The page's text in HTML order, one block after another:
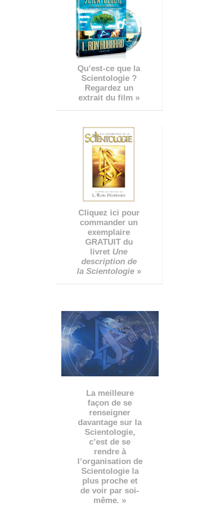
Qu’est-ce que la
Scientologie ?
Regardez un
extrait du film »
Cliquez ici pour
commander un
exemplaire
GRATUIT du
livret Une
description de
la Scientologie»
La meilleure
façon de se
renseigner
davantage sur la
Scientologie,
c’est de se
rendre à
l’organisation de
Scientologie la
plus proche et
de voir par soi-
même. »